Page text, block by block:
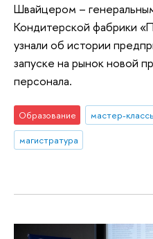
Швайцером –
Кондитерской фабрики
узнали об истории
запуске на рынок новой
персонала.
Образование мастер-
магистратура